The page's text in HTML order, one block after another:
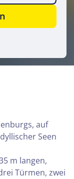
auf
Seen
m langen,
Türmen, zwei